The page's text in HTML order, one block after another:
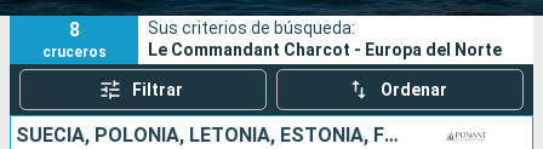
Buscar
8
cruceros
Sus criterios de búsqueda:
Le Commandant Charcot - Europa del Norte
Filtrar Ordenar
SUECIA, POLONIA, LETONIA, ESTONIA, FINLANDIA